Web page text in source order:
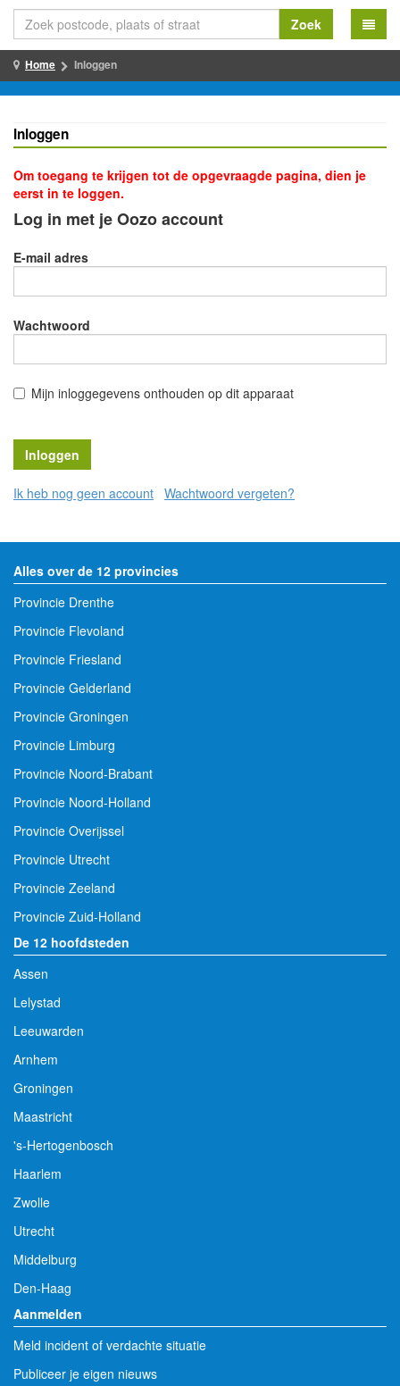
Zoek
Home Inloggen
Inloggen
Om toegang te krijgen tot de opgevraagde pagina, dien je
eerst in te loggen.
Log in met je Oozo account
E-mail adres
Wachtwoord
Mijn inloggegevens onthouden op dit apparaat
Ik heb nog geen account Wachtwoord vergeten?
Alles over de 12 provincies
Provincie Drenthe
Provincie Flevoland
Provincie Friesland
Provincie Gelderland
Provincie Groningen
Provincie Limburg
Provincie Noord-Brabant
Provincie Noord-Holland
Provincie Overijssel
Provincie Utrecht
Provincie Zeeland
Provincie Zuid-Holland
De 12 hoofdsteden
Assen
Lelystad
Leeuwarden
Arnhem
Groningen
Maastricht
's-Hertogenbosch
Haarlem
Zwolle
Utrecht
Middelburg
Den-Haag
Aanmelden
Meld incident of verdachte situatie
Publiceer je eigen nieuws